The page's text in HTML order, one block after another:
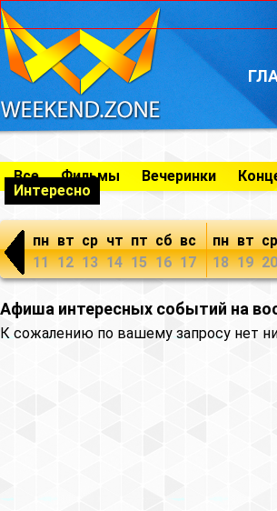
Все Фильмы Вечеринки
Интересно
пн
11
вт
12
ср
13
чт
14
пт
15
сб
16
вс
17
пн
18
вт
19
ср
20
Афиша интересных событий на
К сожалению по вашему запросу нет